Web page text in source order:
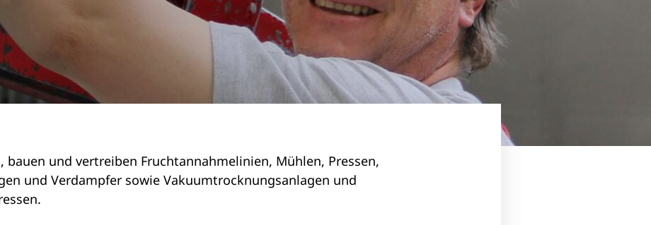
bauen und vertreiben Fruchtannahmelinien, Mühlen, Pressen,
und Verdampfer sowie Vakuumtrocknungsanlagen und